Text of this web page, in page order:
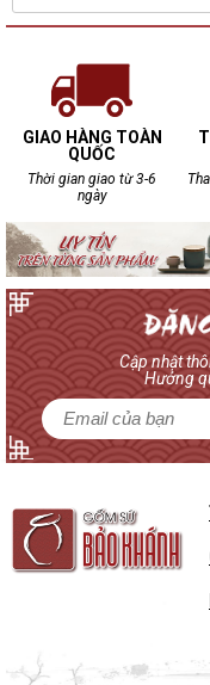
GIAO HÀNG TOÀN
QUỐC
Thời gian giao từ 3-6
ngày
Cập nhật
Hưởng